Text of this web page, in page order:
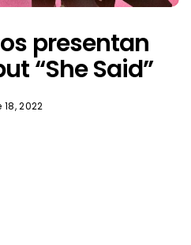
presentan
“She Said”
2022